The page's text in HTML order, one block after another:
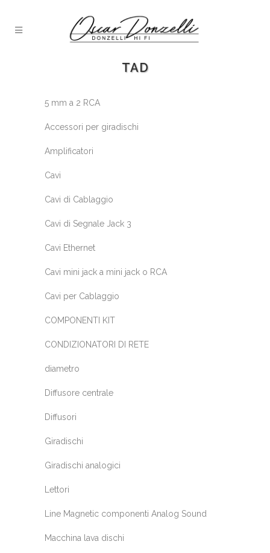
TAD
5 mm a 2 RCA
Accessori per giradischi
Amplificatori
Cavi
Cavi di Cablaggio
Cavi di Segnale Jack 3
Cavi Ethernet
Cavi mini jack a mini jack o RCA
Cavi per Cablaggio
COMPONENTI KIT
CONDIZIONATORI DI RETE
diametro
Diffusore centrale
Diffusori
Giradischi
Giradischi analogici
Lettori
Line Magnetic componenti Analog Sound
Macchina lava dischi